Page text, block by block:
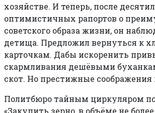
хозяйстве. И теперь, после
оптимистичных рапортов о
советского образа жизни, он
детища. Предложил вернуться к
карточкам. Дабы искоренить
скармливания дешёвыми
скот. Но престижные соображения
Политбюро тайным циркуляром
«Закупить зерно, в объёме не